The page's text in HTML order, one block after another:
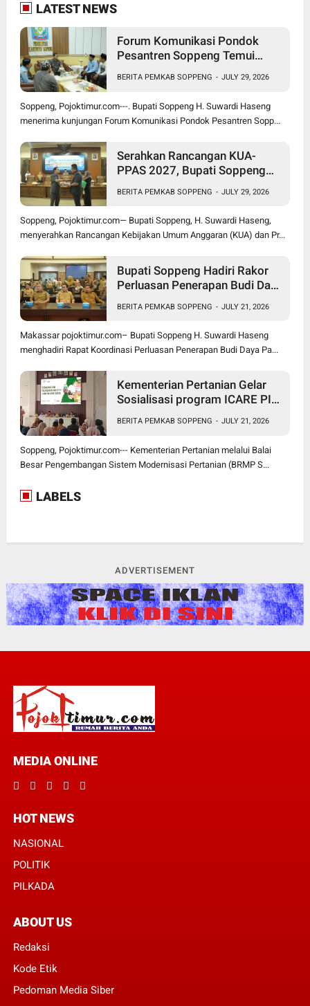
LATEST NEWS
Forum Komunikasi Pondok
Pesantren Soppeng Temui
BERITA PEMKAB SOPPENG - JULY 29, 2026
Soppeng, Pojoktimur.com---. Bupati Soppeng H. Suwardi Haseng
menerima kunjungan Forum Komunikasi Pondok Pesantren Sopp...
Serahkan Rancangan KUA-
PPAS 2027, Bupati Soppeng
Tengah Tekanan Fiskal
BERITA PEMKAB SOPPENG - JULY 29, 2026
Soppeng, Pojoktimur.com— Bupati Soppeng, H. Suwardi Haseng,
menyerahkan Rancangan Kebijakan Umum Anggaran (KUA) dan Pr...
Bupati Soppeng Hadiri Rakor
Perluasan Penerapan Budi Daya
BERITA PEMKAB SOPPENG - JULY 21, 2026
Makassar pojoktimur.com– Bupati Soppeng H. Suwardi Haseng
menghadiri Rapat Koordinasi Perluasan Penerapan Budi Daya Pa...
Kementerian Pertanian Gelar
Sosialisasi program ICARE PIU
BERITA PEMKAB SOPPENG - JULY 21, 2026
Soppeng, Pojoktimur.com--- Kementerian Pertanian melalui Balai
Besar Pengembangan Sistem Modernisasi Pertanian (BRMP S...
LABELS
ADVERTISEMENT
MEDIA ONLINE
HOT NEWS
NASIONAL
POLITIK
PILKADA
ABOUT US
Redaksi
Kode Etik
Pedoman Media Siber